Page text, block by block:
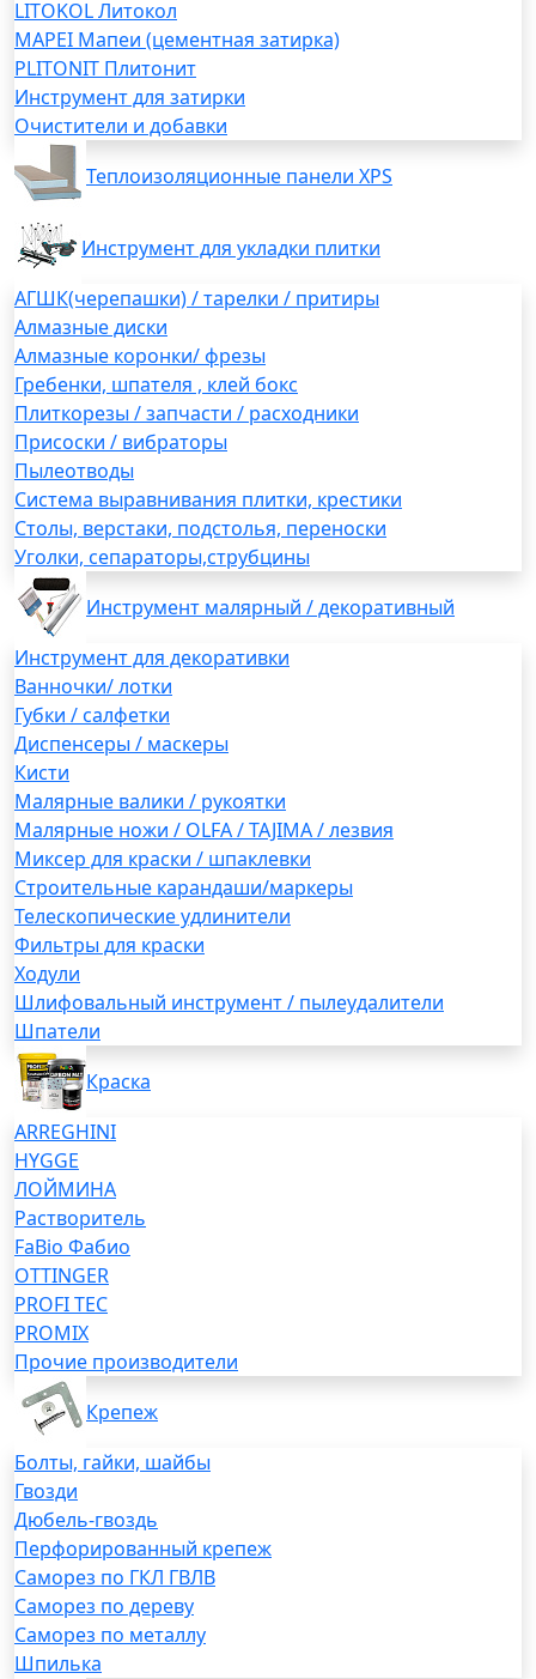
LITOKOL Литокол
MAPEI Мапеи (цементная затирка)
PLITONIT Плитонит
Инструмент для затирки
Очистители и добавки
Теплоизоляционные панели XPS
Инструмент для укладки плитки
АГШК(черепашки) / тарелки / притиры
Алмазные диски
Алмазные коронки/ фрезы
Гребенки, шпателя , клей бокс
Плиткорезы / запчасти / расходники
Присоски / вибраторы
Пылеотводы
Система выравнивания плитки, крестики
Столы, верстаки, подстолья, переноски
Уголки, сепараторы,струбцины
Инструмент малярный / декоративный
Инструмент для декоративки
Ванночки/ лотки
Губки / салфетки
Диспенсеры / маскеры
Кисти
Малярные валики / рукоятки
Малярные ножи / OLFA / TAJIMA / лезвия
Миксер для краски / шпаклевки
Строительные карандаши/маркеры
Телескопические удлинители
Фильтры для краски
Ходули
Шлифовальный инструмент / пылеудалители
Шпатели
Краска
ARREGHINI
HYGGE
ЛОЙМИНА
Растворитель
FaBio Фабио
OTTINGER
PROFI TEC
PROMIX
Прочие производители
Крепеж
Болты, гайки, шайбы
Гвозди
Дюбель-гвоздь
Перфорированный крепеж
Саморез по ГКЛ ГВЛВ
Саморез по дереву
Саморез по металлу
Шпилька